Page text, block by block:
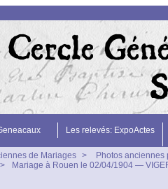
Les relevés: ExpoActes
de Mariages >
Photos anciennes
> Mariage à Rouen le 02/04/1904 —